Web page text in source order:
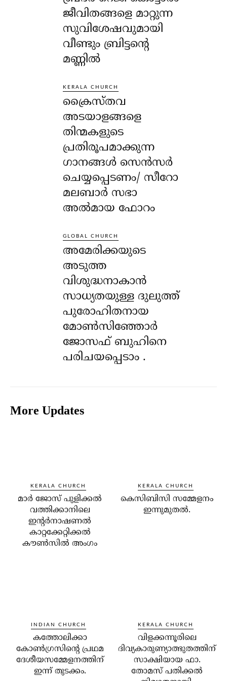
ജീവിതങ്ങളെ മാറ്റുന്ന
സുവിശേഷവുമായി
വീണ്ടും ബ്രിട്ടന്റെ
മണ്ണിൽ
KERALA CHURCH
ക്രൈസ്തവ
അടയാളങ്ങളെ
തിന്മകളുടെ
പ്രതിരൂപമാക്കുന്ന
ഗാനങ്ങൾ സെൻസർ
ചെയ്യപ്പെടണം/ സീറോ
മലബാർ സഭാ
അൽമായ ഫോറം
GLOBAL CHURCH
അമേരിക്കയുടെ
അടുത്ത
വിശുദ്ധനാകാൻ
സാധ്യതയുള്ള ദുലുത്ത്
പുരോഹിതനായ
മോൺസിഞ്ഞോർ
ജോസഫ് ബുഹിനെ
പരിചയപ്പെടാം .
More Updates
KERALA CHURCH
മാര്‍ ജോസ് പുളിക്കല്‍
വത്തിക്കാനിലെ
ഇന്റര്‍നാഷണല്‍
കാറ്റക്കേറ്റിക്കല്‍
കൗണ്‍സില്‍ അംഗം
KERALA CHURCH
കെസിബിസി സമ്മേളനം
ഇന്നുമുതല്‍.
INDIAN CHURCH
കത്തോലിക്കാ
കോണ്‍ഗ്രസിന്റെ പ്രഥമ
ദേശീയസമ്മേളനത്തിന്
ഇന്ന് തുടക്കം.
KERALA CHURCH
വിളക്കന്നൂരിലെ
ദിവ്യകാരുണ്യാത്ഭുതത്തിന്
സാക്ഷിയായ ഫാ.
തോമസ് പതിക്കല്‍